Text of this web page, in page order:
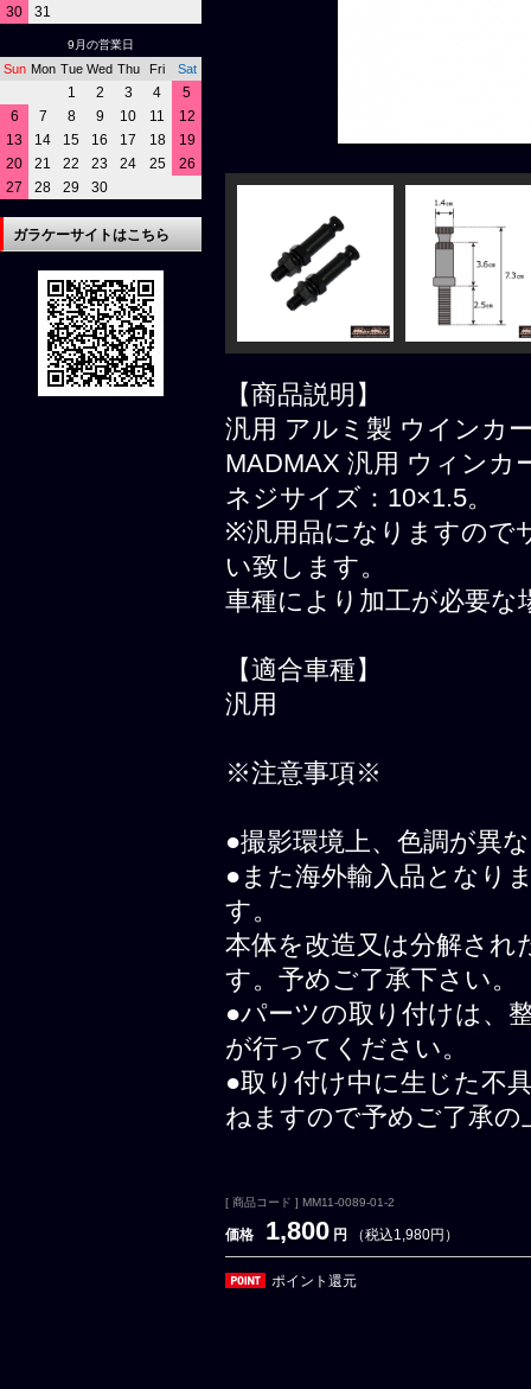
【商品説明】
汎用 アルミ製 ウインカ
MADMAX 汎用 ウィンカ
ネジサイズ：10×1.5。
※汎用品になりますので
い致します。
車種により加工が必要な
【適合車種】
汎用
※注意事項※
●撮影環境上、色調が異
●また海外輸入品となり
す。
本体を改造又は分解され
す。予めご了承下さい。
●パーツの取り付けは、
が行ってください。
●取り付け中に生じた不
ねますので予めご了承
[ 商品コード ] MM11-0089-01-2
価格 1,800 円 （税込1,980円）
ポイント還元
30
31
9月の営業日
Sun Mon Tue Wed Thu Fri Sat
1 2 3 4
5
6
7 8 9 10 11
12
13
14 15 16 17 18
19
20
21 22 23 24 25
26
27
28 29 30
ガラケーサイトはこちら